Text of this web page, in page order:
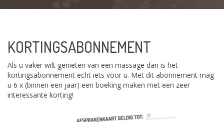
KORTINGSABONNEMENT
Als u vaker wilt genieten van een massage dan is het
kortingsabonnement echt iets voor u. Met dit abonnement mag
u 6 x (binnen een jaar) een boeking maken met een zeer
interessante korting!